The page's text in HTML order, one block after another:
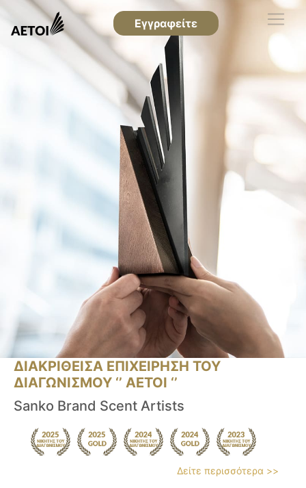
Εγγραφείτε
ΔΙΑΚΡΙΘΕΙΣΑ ΕΠΙΧΕΙΡΗΣΗ ΤΟΥ
ΔΙΑΓΩΝΙΣΜΟΥ ‘’ ΑΕΤΟΙ ‘’
Sanko Brand Scent Artists
Δείτε περισσότερα >>